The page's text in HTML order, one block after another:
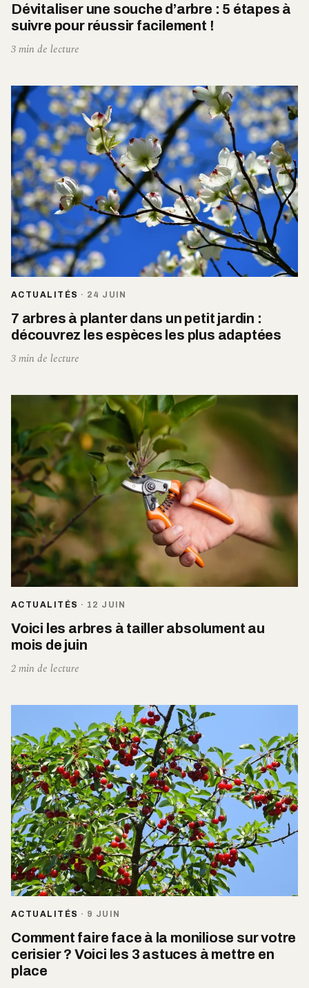
Dévitaliser une souche d’arbre : 5 étapes à
suivre pour réussir facilement !
3 min de lecture
ACTUALITÉS · 24 JUIN
7 arbres à planter dans un petit jardin :
découvrez les espèces les plus adaptées
3 min de lecture
ACTUALITÉS · 12 JUIN
Voici les arbres à tailler absolument au
mois de juin
2 min de lecture
ACTUALITÉS · 9 JUIN
Comment faire face à la moniliose sur votre
cerisier ? Voici les 3 astuces à mettre en
place